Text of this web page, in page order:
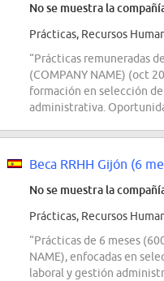
No se muestra la
Prácticas, Recursos
“Prácticas remuneradas
(COMPANY NAME) (oct
formación en selección
administrativa.
Beca RRHH Gijón (6
No se muestra la
Prácticas, Recursos
“Prácticas de 6 meses
NAME), enfocadas en
laboral y gestión